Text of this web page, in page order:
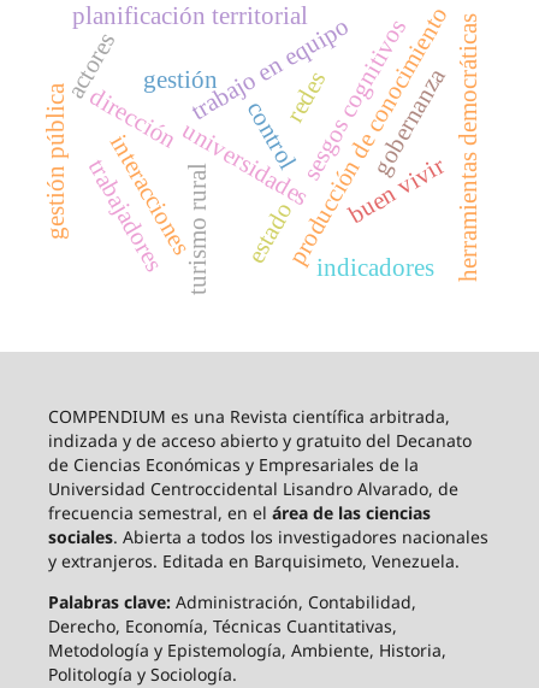
trabajo en equipoproducción de conocimiento
universidades buen vivir
turismo rural herramientas democráticas
planificación territorial
gestión
dirección controlsesgos cognitivos
gobernanza
estado
redes
actores
interacciones
trabajadores indicadores
gestión pública
COMPENDIUM es una Revista científica arbitrada,
indizada y de acceso abierto y gratuito del Decanato
de Ciencias Económicas y Empresariales de la
Universidad Centroccidental Lisandro Alvarado, de
frecuencia semestral, en el área de las ciencias
sociales. Abierta a todos los investigadores nacionales
y extranjeros. Editada en Barquisimeto, Venezuela.
Palabras clave:Administración, Contabilidad,
Derecho, Economía, Técnicas Cuantitativas,
Metodología y Epistemología, Ambiente, Historia,
Politología y Sociología.